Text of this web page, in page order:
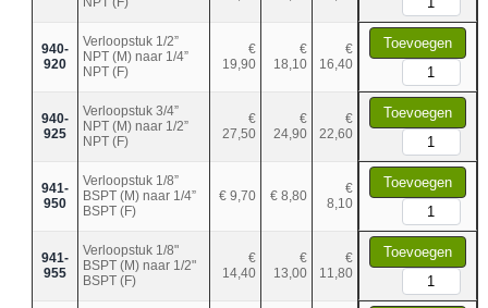
940-
920
Verloopstuk 1/2”
NPT (M) naar 1/4”
NPT (F)
€
19,90
€
18,10
€
16,40
Toevoegen
940-
925
Verloopstuk 3/4”
NPT (M) naar 1/2”
NPT (F)
€
27,50
€
24,90
€
22,60
Toevoegen
941-
950
Verloopstuk 1/8”
BSPT (M) naar 1/4”
BSPT (F)
€ 9,70 € 8,80
€
8,10
Toevoegen
941-
955
Verloopstuk 1/8"
BSPT (M) naar 1/2"
BSPT (F)
€
14,40
€
13,00
€
11,80
Toevoegen